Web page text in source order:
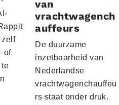
zelf
of
te
van
vrachtwagench
auffeurs
De duurzame
inzetbaarheid van
Nederlandse
vrachtwagenchauffeu
rs staat onder druk.